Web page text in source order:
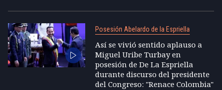
Posesión Abelardo de la Espriella
Así se vivió sentido aplauso a
Miguel Uribe Turbay en
posesión de De La Espriella
durante discurso del presidente
del Congreso: "Renace Colombia"